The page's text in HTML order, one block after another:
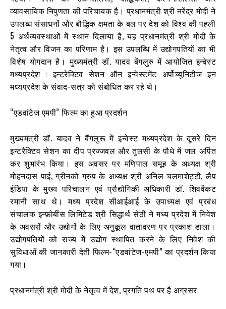
व्यावसायिक निपुणता की परिचायक है। प्रधानमंत्री श्री नरेंद्र मोदी ने
उपलब्ध संसाधनों और बौद्धिक क्षमता के बल पर देश को विश्व की पहली
5 अर्थव्यवस्थाओं में स्थान दिलाया है, यह प्रधानमंत्री श्री मोदी के
नेतृत्व और विजन का परिणाम है। इस उपलब्धि में उद्योगपतियों का भी
विशेष योगदान है। मुख्यमंत्री डॉ. यादव बेंगलुरु में आयोजित इन्वेस्ट
मध्यप्रदेश : इन्टरेक्टिव सेशन ऑन इन्वेस्टमेंट अर्पोच्यूनिटीज इन
मध्यप्रदेश के संवाद-सत्र को संबोधित कर रहे थे।
“एडवांटेज एमपी” फिल्म का हुआ प्रदर्शन
मुख्यमंत्री डॉ. यादव ने बैंगलुरू में इन्वेस्ट मध्यप्रदेश के दूसरे दिन
इन्टरैक्टिव सेशन का दीप प्रज्जवल और तुलसी के पौधे में जल अर्पित
कर शुभारंभ किया। इस अवसर पर मणिपाल समूह के अध्यक्ष श्री
मोहनदास पाई, ग्रीनको ग्रुप के अध्यक्ष श्री अनिल चलमाशेट्टी, लैप
इंडिया के मुख्य परिचालन एवं प्रौद्योगिकी अधिकारी डॉ. शिववेंकट
रमानी साथ थे। मध्य प्रदेश सीआईआई के उपाध्यक्ष एवं प्रबंध
संचालक इन्फ़ोबींस लिमिटेड श्री सिद्धार्थ सेठी ने मध्य प्रदेश में निवेश
के अवसरों और उद्योगों के लिए अनुकूल वातावरण पर प्रकाश डाला।
उद्योगपतियों को राज्य में उद्योग स्थापित करने के लिए निवेश की
सुविधाओं की जानकारी देती फिल्म-“एडवांटेज-एमपी” का प्रदर्शन किया
गया।
प्रधानमंत्री श्री मोदी के नेतृत्व में देश, प्रगति पथ पर है अग्रसर